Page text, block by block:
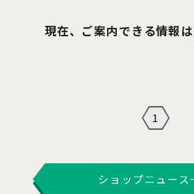
現在、ご案内できる情報は
1
ショップニュース